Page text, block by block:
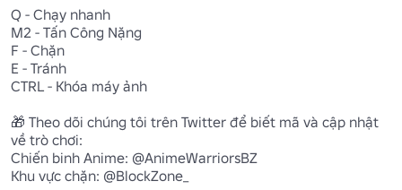
Q - Chạy nhanh
M2 - Tấn Công Nặng
F - Chặn
E - Tránh
CTRL - Khóa máy ảnh
🎁 Theo dõi chúng tôi trên Twitter để biết mã và cập nhật
về trò chơi:
Chiến binh Anime: @AnimeWarriorsBZ
Khu vực chặn: @BlockZone_